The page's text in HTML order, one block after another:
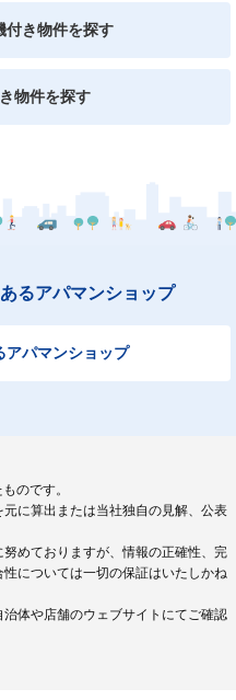
付き物件を探す
物件を探す
るアパマンショップ
アパマンショップ
のです。
に算出または当社独自の見解、公表
めておりますが、情報の正確性、完
については一切の保証はいたしかね
体や店舗のウェブサイトにてご確認